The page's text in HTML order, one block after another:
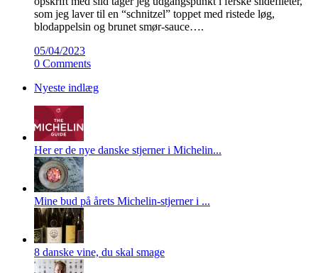
som jeg laver til en “schnitzel” toppet med ristede løg,
blodappelsin og brunet smør-sauce….
05/04/2023
0 Comments
Nyeste indlæg
Her er de nye danske stjerner i Michelin...
Mine bud på årets Michelin-stjerner i ...
8 danske vine, du skal smage